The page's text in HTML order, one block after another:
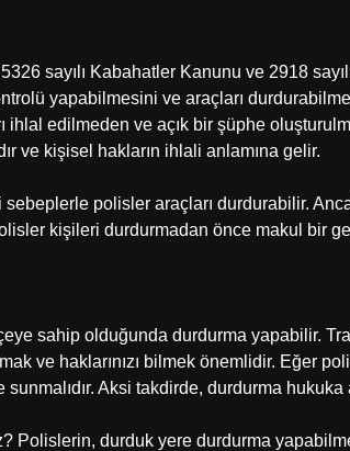
sayılı Kabahatler Kanunu ve 2918
yapabilmesini ve araçları
ihlal edilmeden ve açık bir şüphe
ve kişisel hakların ihlali anlamına gelir.
polisler araçları durdurabilir.
kişileri durdurmadan önce makul bir
sahip olduğunda durdurma yapabilir.
ve haklarınızı bilmek önemlidir. Eğer
Aksi takdirde, durdurma hukuka
Polislerin, durduk yere durdurma